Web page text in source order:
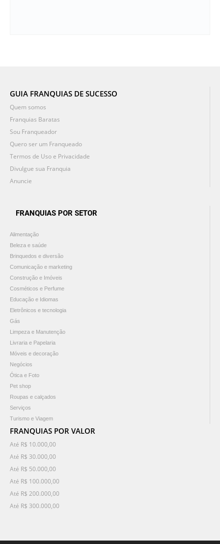
GUIA FRANQUIAS DE SUCESSO
Quem somos
Franquias Baratas
Sou Franqueador
Quero ser um Franqueado
Termos de Uso e Privacidade
Divulgue sua Franquia
Anuncie
FRANQUIAS POR SETOR
Alimentação
Beleza e saúde
Brinquedos e diversão
Comunicação e marketing
Construção e Imóveis
Cosméticos e Perfume
Educação e Idiomas
Eletrônicos e tecnologia
Gás
Limpeza e Manutenção
Livraria e Papelaria
Móveis e decoração
Negócios
Ótica e Foto
Pet shop
Roupas e calçados
Serviços
Turismo e Viagem
FRANQUIAS POR VALOR
Até R$ 10.000,00
Até R$ 30.000,00
Até R$ 50.000,00
Até R$ 100.000,00
Até R$ 200.000,00
Até R$ 300.000,00